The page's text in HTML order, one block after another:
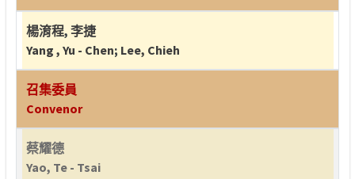
楊淯程, 李捷
Yang , Yu - Chen; Lee, Chieh
召集委員
Convenor
蔡耀德
Yao, Te - Tsai